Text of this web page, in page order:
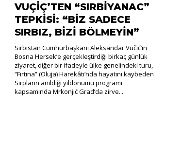
VUÇİÇ’TEN “SIRBİYANAC”
TEPKİSİ: “BİZ SADECE
SIRBIZ, BİZİ BÖLMEYİN”
Sırbistan Cumhurbaşkanı Aleksandar Vučić’in
Bosna Hersek’e gerçekleştirdiği birkaç günlük
ziyaret, diğer bir ifadeyle ülke genelindeki turu,
“Fırtına” (Oluja) Harekâtı’nda hayatını kaybeden
Sırpların anıldığı yıldönümü programı
kapsamında Mrkonjić Grad’da zirve...